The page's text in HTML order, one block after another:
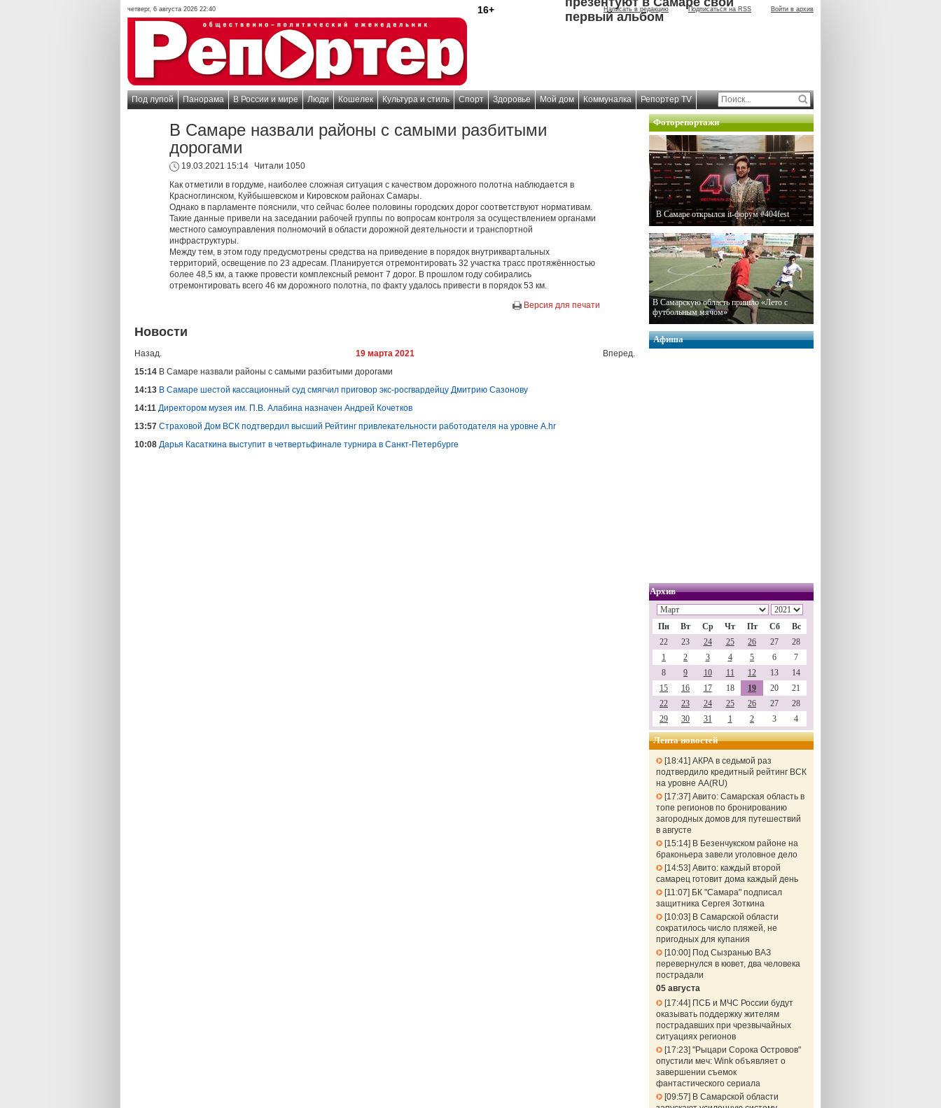
четверг, 6 августа 2026 22:40 16+ Написать в редакцию Подписаться на RSS Войти в архив
первый альбом
Под лупой Панорама В России и мире Люди Кошелек Культура и стиль Спорт Здоровье Мой дом Коммуналка Репортер TV
В Самаре назвали районы с самыми разбитыми
дорогами
19.03.2021 15:14
Читали 1050
Как отметили в гордуме, наиболее сложная ситуация с качеством дорожного полотна наблюдается в
Красноглинском, Куйбышевском и Кировском районах Самары.
Однако в парламенте пояснили, что сейчас более половины городских дорог соответствуют нормативам.
Такие данные привели на заседании рабочей группы по вопросам контроля за осуществлением органами
местного самоуправления полномочий в области дорожной деятельности и транспортной
инфраструктуры.
Между тем, в этом году предусмотрены средства на приведение в порядок внутриквартальных
территорий, освещение по 23 адресам. Планируется отремонтировать 32 участка трасс протяжённостью
более 48,5 км, а также провести комплексный ремонт 7 дорог. В прошлом году собирались
отремонтировать всего 46 км дорожного полотна, по факту удалось привести в порядок 53 км.
Версия для печати
Новости
Назад. 19 марта 2021
Вперед.
15:14 В Самаре назвали районы с самыми разбитыми дорогами
14:13 В Самаре шестой кассационный суд смягчил приговор экс-росгвардейцу Дмитрию Сазонову
14:11 Директором музея им. П.В. Алабина назначен Андрей Кочетков
13:57 Страховой Дом ВСК подтвердил высший Рейтинг привлекательности работодателя на уровне A.hr
10:08 Дарья Касаткина выступит в четвертьфинале турнира в Санкт-Петербурге
Фоторепортажи
В Самаре открылся it-форум #404fest
В Самарскую область пришло «Лето с
футбольным мячом»
Афиша
Архив
Пн Вт Ср Чт Пт Сб
Вс
22
23 24 25 26 27
28
1
2 3 4 5 6
7
8
9 10 11 12 13
14
15
16 17 18 19 20
21
22
23 24 25 26 27
28
29
30 31 1 2 3 4
Лента новостей
18:41 АКРА в седьмой раз
подтвердило кредитный рейтинг ВСК
на уровне АА(RU)
17:37 Авито: Самарская область в
топе регионов по бронированию
загородных домов для путешествий
в августе
15:14 В Безенчукском районе на
браконьера завели уголовное дело
14:53 Авито: каждый второй
самарец готовит дома каждый день
11:07
БК "Самара" подписал
защитника Сергея Зоткина
10:03
В Самарской области
сократилось число пляжей, не
пригодных для купания
10:00 Под Сызранью ВАЗ
перевернулся в кювет, два человека
пострадали
05 августа
17:44 ПСБ и МЧС России будут
оказывать поддержку жителям
пострадавших при чрезвычайных
ситуациях регионов
17:23 "Рыцари Сорока Островов"
опустили меч: Wink объявляет о
завершении съемок
фантастического сериала
09:57
В Самарской области